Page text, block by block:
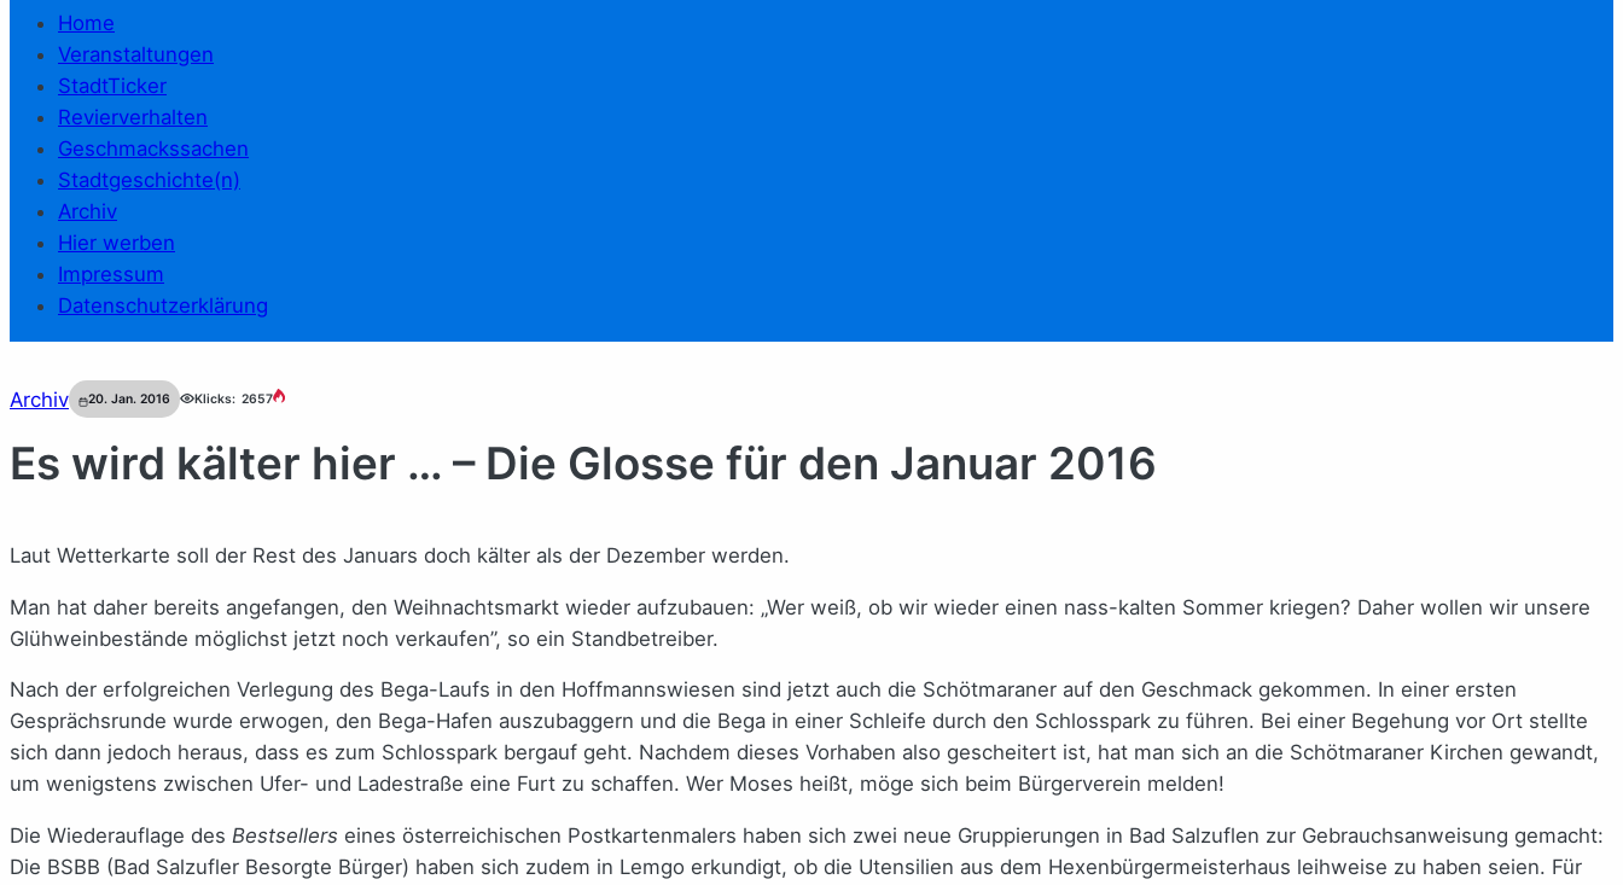
Home
Veranstaltungen
StadtTicker
Revierverhalten
Geschmackssachen
Stadtgeschichte(n)
Archiv
Hier werben
Impressum
Datenschutzerklärung
Archiv 20. Jan. 2016 Klicks: 2657
Es wird kälter hier … – Die Glosse für den Januar 2016
Laut Wetterkarte soll der Rest des Januars doch kälter als der Dezember werden.
Man hat daher bereits angefangen, den Weihnachtsmarkt wieder aufzubauen: „Wer weiß, ob wir wieder einen nass-kalten Sommer kriegen? Daher wollen wir unsere
Glühweinbestände möglichst jetzt noch verkaufen”, so ein Standbetreiber.
Nach der erfolgreichen Verlegung des Bega-Laufs in den Hoffmannswiesen sind jetzt auch die Schötmaraner auf den Geschmack gekommen. In einer ersten
Gesprächsrunde wurde erwogen, den Bega-Hafen auszubaggern und die Bega in einer Schleife durch den Schlosspark zu führen. Bei einer Begehung vor Ort stellte
sich dann jedoch heraus, dass es zum Schlosspark bergauf geht. Nachdem dieses Vorhaben also gescheitert ist, hat man sich an die Schötmaraner Kirchen gewandt,
um wenigstens zwischen Ufer- und Ladestraße eine Furt zu schaffen. Wer Moses heißt, möge sich beim Bürgerverein melden!
Die Wiederauflage des Bestsellers eines österreichischen Postkartenmalers haben sich zwei neue Gruppierungen in Bad Salzuflen zur Gebrauchsanweisung gemacht:
Die BSBB (Bad Salzufler Besorgte Bürger) haben sich zudem in Lemgo erkundigt, ob die Utensilien aus dem Hexenbürgermeisterhaus leihweise zu haben seien. Für